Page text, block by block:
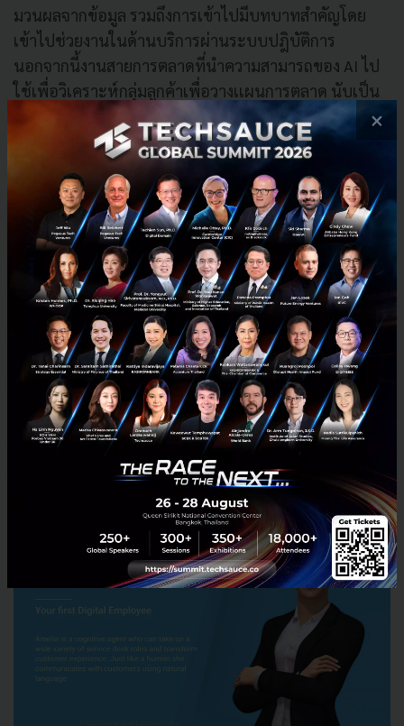
มวนผลจากข้อมูล รวมถึงการเข้าไปมีบทบาทสำคัญโดย
เข้าไปช่วยงานในด้านบริการผ่านระบบปฎิบัติการ
นอกจากนี้งานสายการตลาดที่นำความสามารถของ AI ไป
ใช้เพื่อวิเคราะห์กลุ่มลูกค้าเพื่อวางเเผนการตลาด นับเป็น
เทคโนโลยีทางเลือกหนึ่งที่สามารถเข้าไปช่วยพัฒนาธุรกิจ
ได้ ซึ่งทั่วโลกต่างให้ความสนใจและได้ทำการทดลองรวม
ถึงการลงทุนในการพัฒนาระบบ AI มากมายและส่วนมาก
สามารถนำมาใช้จริงในธุรกิจ ความสามารถของ AI ที่ถูก
นำมาใช้ ตัวอย่างเช่น
Natural Language Processing – NLP ความ
สามารถด้านการเข้าใจภาษา ด้วยระบบประมวล
ภาษา ซึ่ง AI ในกลุ่มนี้มีการลงทุนเพื่อพัฒนามากกว่า
ในกลุ่มอื่นๆเพราะ AI ด้านการเข้าใจภาษาสามารถ
นำไปต่อยอดได้หลายธุรกิจ
Customer Servicesความสามารถในการโต้ตอบ
อัตโนมัติที่เป็นเสมือนผู้ช่วยคนสำคัญในการให้ข้อมูล
ผ่านระบบ อาจอยู่ในรูปแบบของ Chatbot ทำให้ผู้
ใช้บริการได้รับการบริการอย่างทั่วถึงเเละสะดวกมาก
×